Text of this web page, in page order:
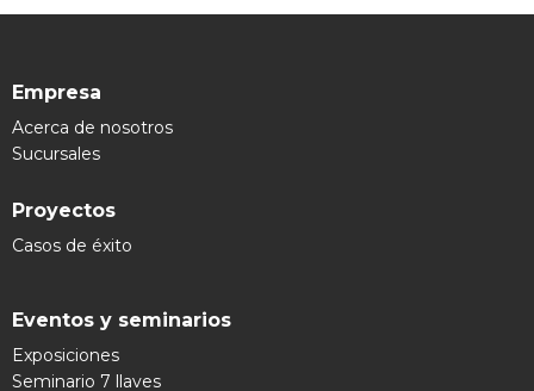
Empresa
Acerca de nosotros
Sucursales
Proyectos
Casos de éxito
Eventos y seminarios
Exposiciones
Seminario 7 llaves